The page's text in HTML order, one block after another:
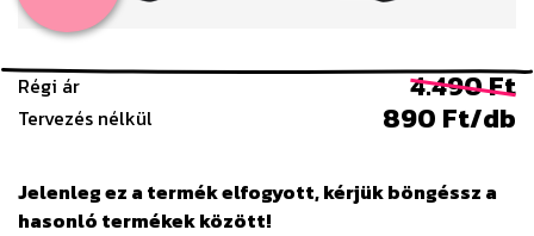
Régi ár 4.490 Ft
Tervezés nélkül 890 Ft/db
Jelenleg ez a termék elfogyott, kérjük böngéssz a
hasonló termékek között!